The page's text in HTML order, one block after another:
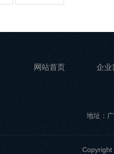
网站首页 企业
地址：